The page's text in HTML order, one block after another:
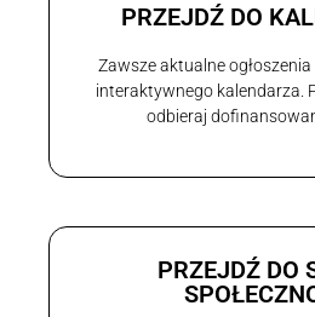
PRZEJDŹ DO
Zawsze aktualne
interaktywnego kalendarza.
odbieraj
PRZEJDŹ DO